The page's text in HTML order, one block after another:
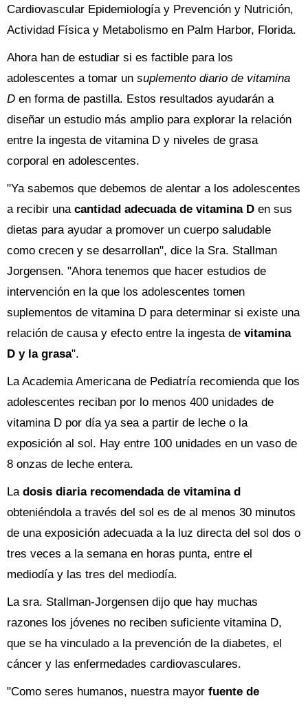
Cardiovascular Epidemiología y Prevención y Nutrición,
Actividad Física y Metabolismo en Palm Harbor, Florida.
Ahora han de estudiar si es factible para los
adolescentes a tomar un suplemento diario de vitamina
D en forma de pastilla. Estos resultados ayudarán a
diseñar un estudio más amplio para explorar la relación
entre la ingesta de vitamina D y niveles de grasa
corporal en adolescentes.
"Ya sabemos que debemos de alentar a los adolescentes
a recibir una cantidad adecuada de vitamina D en sus
dietas para ayudar a promover un cuerpo saludable
como crecen y se desarrollan", dice la Sra. Stallman
Jorgensen. "Ahora tenemos que hacer estudios de
intervención en la que los adolescentes tomen
suplementos de vitamina D para determinar si existe una
relación de causa y efecto entre la ingesta de vitamina
D y la grasa".
La Academia Americana de Pediatría recomienda que los
adolescentes reciban por lo menos 400 unidades de
vitamina D por día ya sea a partir de leche o la
exposición al sol. Hay entre 100 unidades en un vaso de
8 onzas de leche entera.
La dosis diaria recomendada de vitamina d
obteniéndola a través del sol es de al menos 30 minutos
de una exposición adecuada a la luz directa del sol dos o
tres veces a la semana en horas punta, entre el
mediodía y las tres del mediodía.
La sra. Stallman-Jorgensen dijo que hay muchas
razones los jóvenes no reciben suficiente vitamina D,
que se ha vinculado a la prevención de la diabetes, el
cáncer y las enfermedades cardiovasculares.
"Como seres humanos, nuestra mayor fuente de